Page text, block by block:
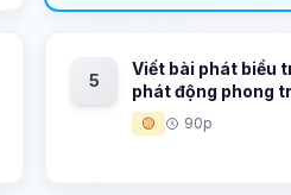
5
Viết bài phát biểu
phát động phong
🟡 90p